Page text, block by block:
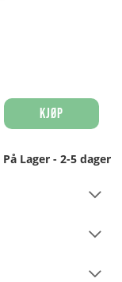
Kjøp
På Lager - 2-5 dager